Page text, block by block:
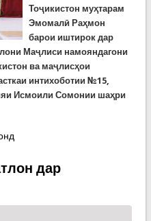
Тоҷикистон муҳтарам
Эмомалӣ Раҳмон
барои иштирок дар
Маҷлиси намояндагони
ва маҷлисҳои
интихоботии №15,
Исмоили Сомонии шаҳри
миллат дар интихобот
дар